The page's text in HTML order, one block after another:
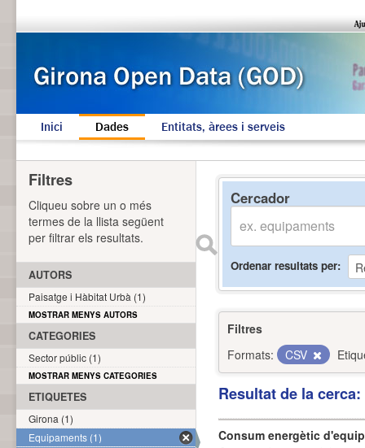
Inici Dades Entitats, àrees i serveis
Cercador
Ordenar resultats per
Filtres
Formats:
CSV
Resultat de la
Consum energètic
Filtres
Cliqueu sobre un o més
termes de la llista següent
per filtrar els resultats.
AUTORS
Paisatge i Hàbitat Urbà (1)
MOSTRAR MENYS AUTORS
CATEGORIES
Sector públic (1)
MOSTRAR MENYS CATEGORIES
ETIQUETES
Girona (1)
Equipaments (1)